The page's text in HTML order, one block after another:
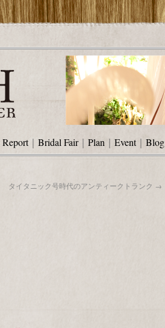
｜ Bridal Fair｜ Plan ｜ Event｜ Blog
タイタニック号時代のアンティークトランク →